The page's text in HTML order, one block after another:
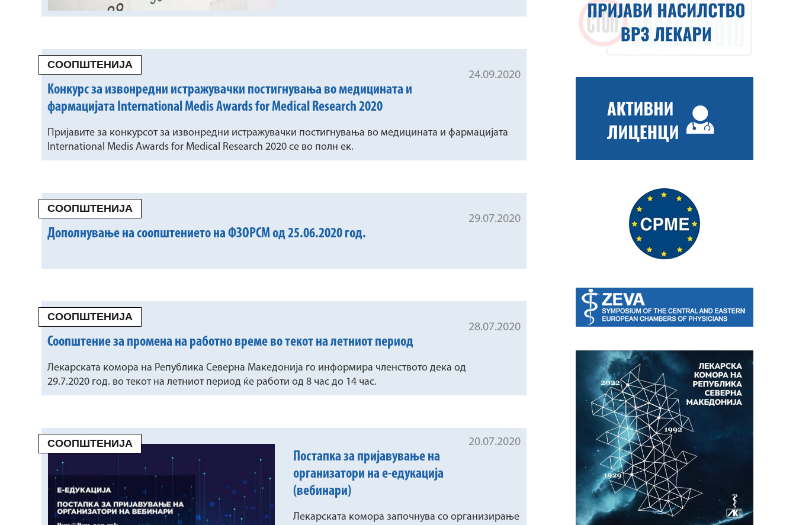
СООПШТЕНИЈА
24.09.2020
Конкурс за извонредни истражувачки постигнувања во медицината и
фармацијата International Medis Awards for Medical Research 2020
Пријавите за конкурсот за извонредни истражувачки постигнувања во медицината и фармацијата
International Medis Awards for Medical Research 2020 се во полн ек.
СООПШТЕНИЈА
29.07.2020
Дополнување на соопштението на ФЗОРСМ од 25.06.2020 год.
СООПШТЕНИЈА
28.07.2020
Соопштение за промена на работно време во текот на летниот период
Лекарската комора на Република Северна Македонија го информира членството дека од
29.7.2020 год. во текот на летниот период ќе работи од 8 час до 14 час.
СООПШТЕНИЈА 20.07.2020
Постапка за пријавување на
организатори на е-едукација
(вебинари)
Лекарската комора започнува со организирање